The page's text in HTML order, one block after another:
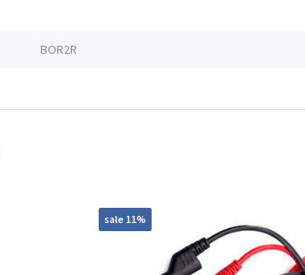
BOR2R
sale 11%